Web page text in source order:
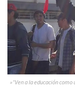
»”Ven a la educación